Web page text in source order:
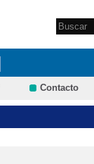
Search
Contacto